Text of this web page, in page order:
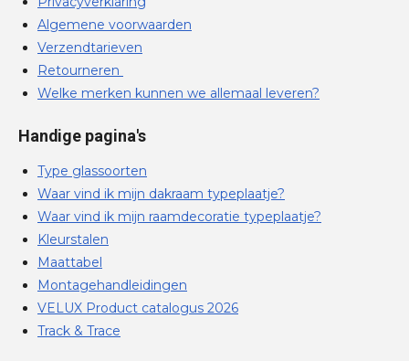
Algemene voorwaarden
Verzendtarieven
Retourneren
Welke merken kunnen we allemaal leveren?
Handige pagina's
Type glassoorten
Waar vind ik mijn dakraam typeplaatje?
Waar vind ik mijn raamdecoratie typeplaatje?
Kleurstalen
Maattabel
Montagehandleidingen
VELUX Product catalogus 2026
Track & Trace